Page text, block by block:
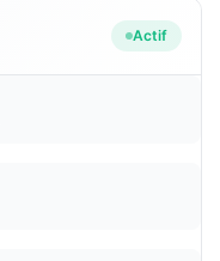
Actif